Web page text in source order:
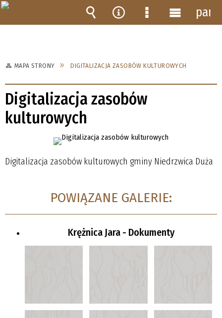
MAPA STRONY DIGITALIZACJA ZASOBÓW KULTUROWYCH
Digitalizacja zasobów
kulturowych
Digitalizacja zasobów kulturowych gminy Niedrzwica Duża
POWIĄZANE GALERIE:
Krężnica Jara - Dokumenty
Wyszukiwarka
Narzędzia
MenuMenu